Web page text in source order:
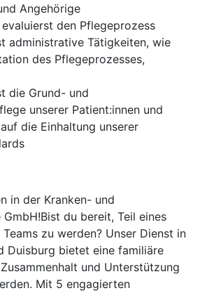
Angehörige
den Pflegeprozess
administrative Tätigkeiten, wie
des Pflegeprozesses,
die Grund- und
unserer Patient:innen und
die Einhaltung unserer
in der Kranken- und
du bereit, Teil eines
zu werden? Unser Dienst in
Duisburg bietet eine familiäre
und Unterstützung
Mit 5 engagierten